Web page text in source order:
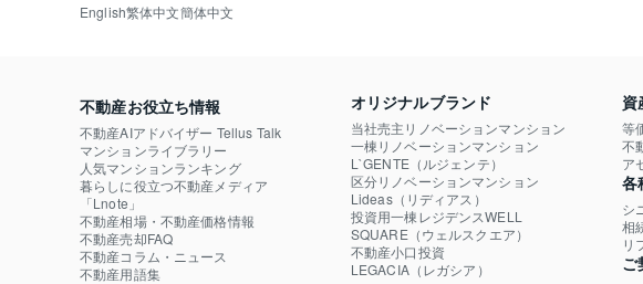
English繁体中文簡体中文
不動産お役立ち情報
不動産AIアドバイザー Tellus Talk
マンションライブラリー
人気マンションランキング
暮らしに役立つ不動産メディア
「Lnote」
不動産相場・不動産価格情報
不動産売却FAQ
不動産コラム・ニュース
不動産用語集
オリジナルブランド
当社売主リノベーションマンション
一棟リノベーションマンション
L`GENTE（ルジェンテ）
区分リノベーションマンション
Lideas（リディアス）
投資用一棟レジデンスWELL
SQUARE（ウェルスクエア）
不動産小口投資
LEGACIA（レガシア）
資
等
不
ア
各
シ
相
リ
ご